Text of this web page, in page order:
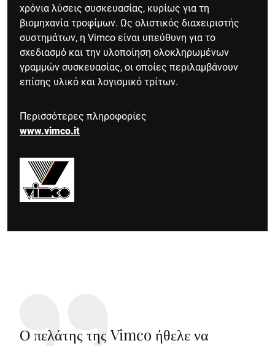
χρόνια λύσεις συσκευασίας, κυρίως για τη
βιομηχανία τροφίμων. Ως ολιστικός διαχειριστής
συστημάτων, η Vimco είναι υπεύθυνη για το
σχεδιασμό και την υλοποίηση ολοκληρωμένων
γραμμών συσκευασίας, οι οποίες περιλαμβάνουν
επίσης υλικό και λογισμικό τρίτων.
Περισσότερες πληροφορίες
www.vimco.it
Ο πελάτης της Vimco ήθελε να